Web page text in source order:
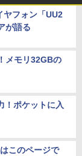
ヤフォン「UU2
が語る
メモリ32GBの
！ポケットに入
このページで